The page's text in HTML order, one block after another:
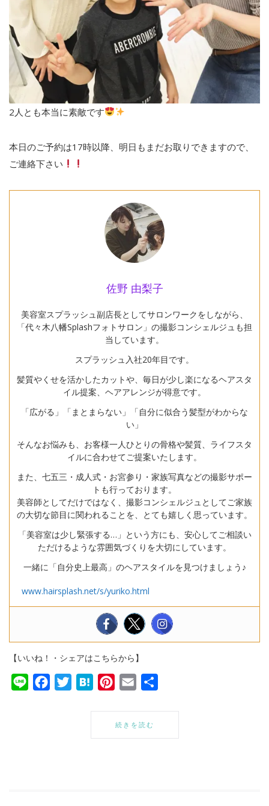
2人とも本当に素敵です
本日のご予約は17時以降、明日もまだお取りできますので、
ご連絡下さい
佐野 由梨子
美容室スプラッシュ副店長としてサロンワークをしながら、
「代々木八幡Splashフォトサロン」の撮影コンシェルジュも担
当しています。
スプラッシュ入社20年目です。
髪質やくせを活かしたカットや、毎日が少し楽になるヘアスタ
イル提案、ヘアアレンジが得意です。
「広がる」「まとまらない」「自分に似合う髪型がわからな
い」
そんなお悩みも、お客様一人ひとりの骨格や髪質、ライフスタ
イルに合わせてご提案いたします。
また、七五三・成人式・お宮参り・家族写真などの撮影サポー
トも行っております。
美容師としてだけではなく、撮影コンシェルジュとしてご家族
の大切な節目に関われることを、とても嬉しく思っています。
「美容室は少し緊張する…」という方にも、安心してご相談い
ただけるような雰囲気づくりを大切にしています。
一緒に「自分史上最高」のヘアスタイルを見つけましょう♪
www.hairsplash.net/s/yuriko.html
【いいね！・シェアはこちらから】
Line FacebookTwitterHatenaPinterest
Email
続きを読む